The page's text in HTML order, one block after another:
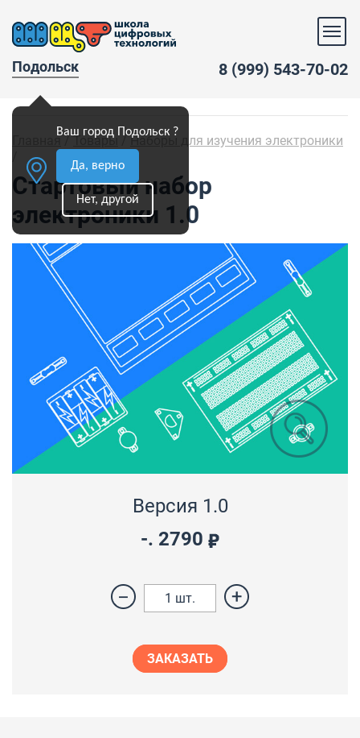
Подольск
Ваш город Подольск ?
Да, верно
Нет, другой
8 (999) 543-70-02
Главная/Товары /Наборы для изучения электроники
Стартовый набор
электроники 1.0
Версия 1.0
-. 2790
1 шт.
ЗАКАЗАТЬ